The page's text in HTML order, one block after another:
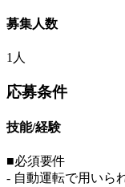
募集人数
1人
応募条件
技能/経験
■必須要件
- 自動運転で用いら